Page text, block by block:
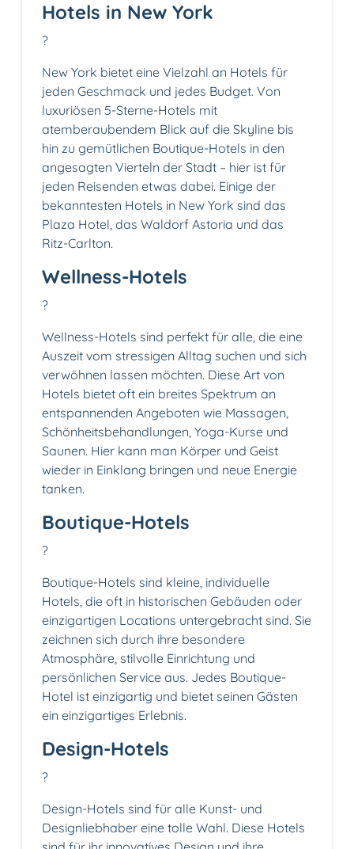
Hotels in New York
?
New York bietet eine Vielzahl an Hotels für
jeden Geschmack und jedes Budget. Von
luxuriösen 5-Sterne-Hotels mit
atemberaubendem Blick auf die Skyline bis
hin zu gemütlichen Boutique-Hotels in den
angesagten Vierteln der Stadt – hier ist für
jeden Reisenden etwas dabei. Einige der
bekanntesten Hotels in New York sind das
Plaza Hotel, das Waldorf Astoria und das
Ritz-Carlton.
Wellness-Hotels
?
Wellness-Hotels sind perfekt für alle, die eine
Auszeit vom stressigen Alltag suchen und sich
verwöhnen lassen möchten. Diese Art von
Hotels bietet oft ein breites Spektrum an
entspannenden Angeboten wie Massagen,
Schönheitsbehandlungen, Yoga-Kurse und
Saunen. Hier kann man Körper und Geist
wieder in Einklang bringen und neue Energie
tanken.
Boutique-Hotels
?️
Boutique-Hotels sind kleine, individuelle
Hotels, die oft in historischen Gebäuden oder
einzigartigen Locations untergebracht sind. Sie
zeichnen sich durch ihre besondere
Atmosphäre, stilvolle Einrichtung und
persönlichen Service aus. Jedes Boutique-
Hotel ist einzigartig und bietet seinen Gästen
ein einzigartiges Erlebnis.
Design-Hotels
?
Design-Hotels sind für alle Kunst- und
Designliebhaber eine tolle Wahl. Diese Hotels